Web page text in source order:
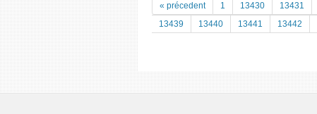
« précedent 1 13430 13431
13439
13440 13441 13442